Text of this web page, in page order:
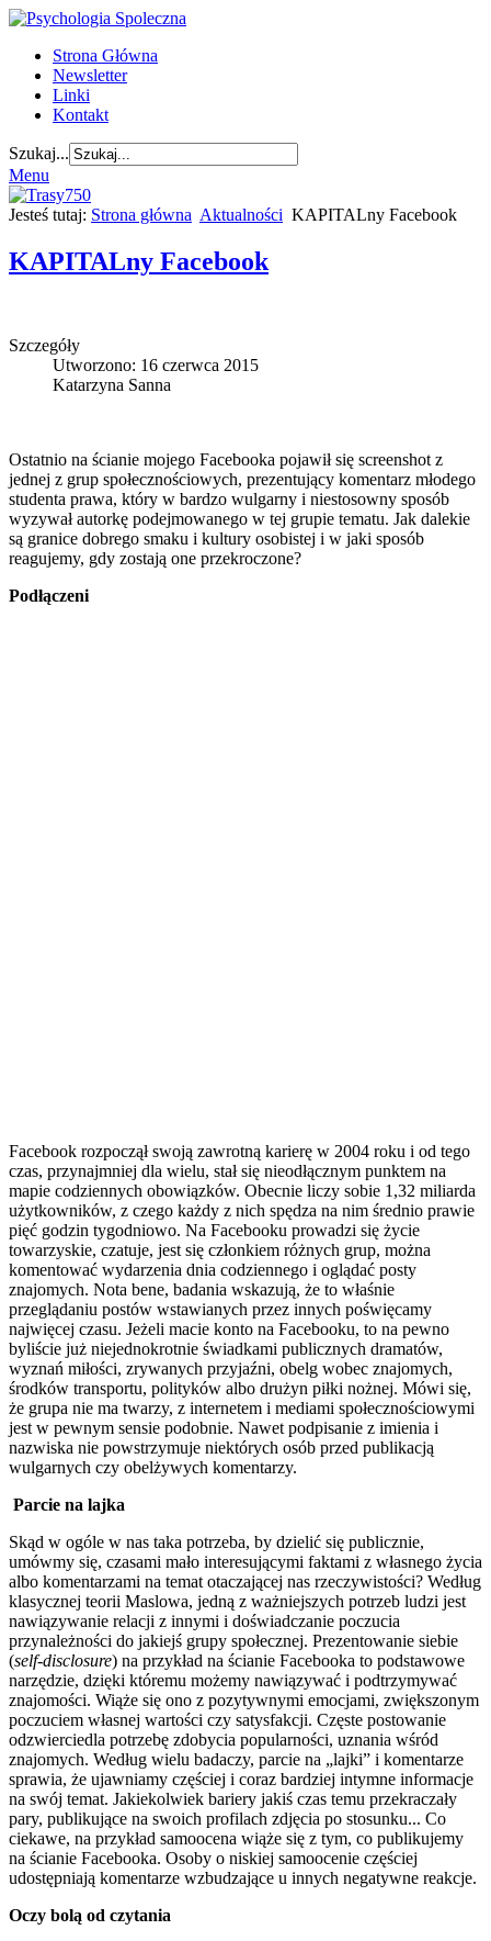
Strona Główna
Newsletter
Linki
Kontakt
Szukaj...
Menu
Jesteś tutaj: Strona główna Aktualności KAPITALny Facebook
KAPITALny Facebook
Szczegóły
Utworzono: 16 czerwca 2015
Katarzyna Sanna
Ostatnio na ścianie mojego Facebooka pojawił się screenshot z
jednej z grup społecznościowych, prezentujący komentarz młodego
studenta prawa, który w bardzo wulgarny i niestosowny sposób
wyzywał autorkę podejmowanego w tej grupie tematu. Jak dalekie
są granice dobrego smaku i kultury osobistej i w jaki sposób
reagujemy, gdy zostają one przekroczone?
Podłączeni
Facebook rozpoczął swoją zawrotną karierę w 2004 roku i od tego
czas, przynajmniej dla wielu, stał się nieodłącznym punktem na
mapie codziennych obowiązków. Obecnie liczy sobie 1,32 miliarda
użytkowników, z czego każdy z nich spędza na nim średnio prawie
pięć godzin tygodniowo. Na Facebooku prowadzi się życie
towarzyskie, czatuje, jest się członkiem różnych grup, można
komentować wydarzenia dnia codziennego i oglądać posty
znajomych. Nota bene, badania wskazują, że to właśnie
przeglądaniu postów wstawianych przez innych poświęcamy
najwięcej czasu. Jeżeli macie konto na Facebooku, to na pewno
byliście już niejednokrotnie świadkami publicznych dramatów,
wyznań miłości, zrywanych przyjaźni, obelg wobec znajomych,
środków transportu, polityków albo drużyn piłki nożnej. Mówi się,
że grupa nie ma twarzy, z internetem i mediami społecznościowymi
jest w pewnym sensie podobnie. Nawet podpisanie z imienia i
nazwiska nie powstrzymuje niektórych osób przed publikacją
wulgarnych czy obelżywych komentarzy.
Parcie na lajka
Skąd w ogóle w nas taka potrzeba, by dzielić się publicznie,
umówmy się, czasami mało interesującymi faktami z własnego życia
albo komentarzami na temat otaczającej nas rzeczywistości? Według
klasycznej teorii Maslowa, jedną z ważniejszych potrzeb ludzi jest
nawiązywanie relacji z innymi i doświadczanie poczucia
przynależności do jakiejś grupy społecznej. Prezentowanie siebie
(self-disclosure) na przykład na ścianie Facebooka to podstawowe
narzędzie, dzięki któremu możemy nawiązywać i podtrzymywać
znajomości. Wiąże się ono z pozytywnymi emocjami, zwiększonym
poczuciem własnej wartości czy satysfakcji. Częste postowanie
odzwierciedla potrzebę zdobycia popularności, uznania wśród
znajomych. Według wielu badaczy, parcie na „lajki” i komentarze
sprawia, że ujawniamy częściej i coraz bardziej intymne informacje
na swój temat. Jakiekolwiek bariery jakiś czas temu przekraczały
pary, publikujące na swoich profilach zdjęcia po stosunku... Co
ciekawe, na przykład samoocena wiąże się z tym, co publikujemy
na ścianie Facebooka. Osoby o niskiej samoocenie częściej
udostępniają komentarze wzbudzające u innych negatywne reakcje.
Oczy bolą od czytania